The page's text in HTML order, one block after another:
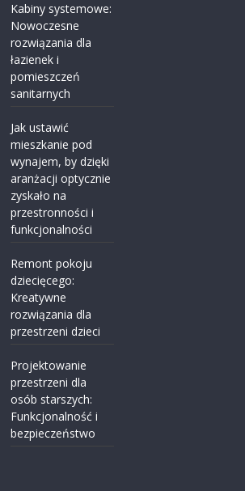
Kabiny systemowe:
Nowoczesne
rozwiązania dla
łazienek i
pomieszczeń
sanitarnych
Jak ustawić
mieszkanie pod
wynajem, by dzięki
aranżacji optycznie
zyskało na
przestronności i
funkcjonalności
Remont pokoju
dziecięcego:
Kreatywne
rozwiązania dla
przestrzeni dzieci
Projektowanie
przestrzeni dla
osób starszych:
Funkcjonalność i
bezpieczeństwo